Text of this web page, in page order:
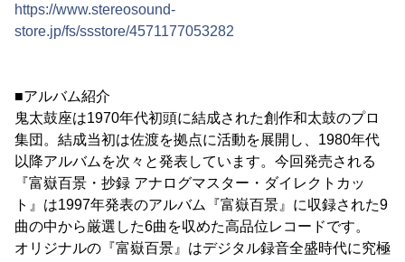
https://www.stereosound-
store.jp/fs/ssstore/4571177053282
■アルバム紹介
鬼太鼓座は1970年代初頭に結成された創作和太鼓のプロ
集団。結成当初は佐渡を拠点に活動を展開し、1980年代
以降アルバムを次々と発表しています。今回発売される
『富嶽百景・抄録 アナログマスター・ダイレクトカッ
ト』は1997年発表のアルバム『富嶽百景』に収録された9
曲の中から厳選した6曲を収めた高品位レコードです。
オリジナルの『富嶽百景』はデジタル録音全盛時代に究極